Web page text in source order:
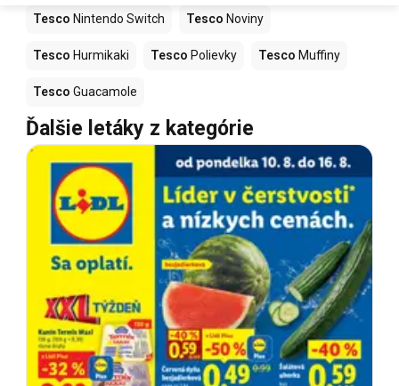
Tesco Nintendo Switch Tesco Noviny
Tesco Hurmikaki Tesco Polievky Tesco Muffiny
Tesco Guacamole
Ďalšie letáky z kategórie